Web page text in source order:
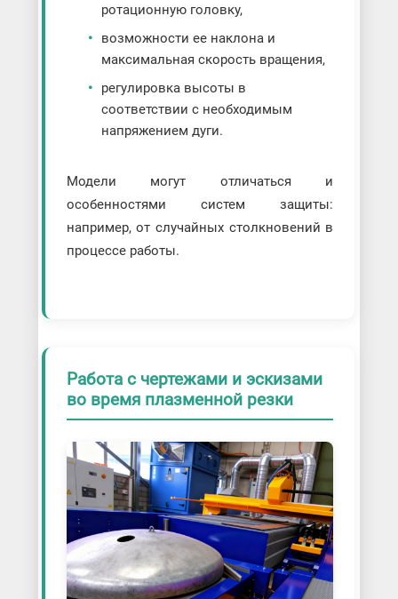
ротационную головку,
возможности ее наклона и
максимальная скорость вращения,
регулировка высоты в
соответствии с необходимым
напряжением дуги.
Модели могут отличаться и
особенностями систем защиты:
например, от случайных столкновений в
процессе работы.
Работа с чертежами и эскизами
во время плазменной резки